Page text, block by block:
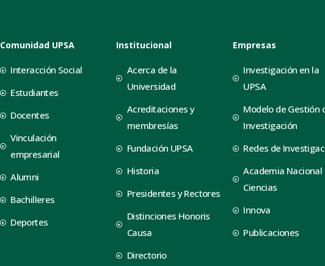
Comunidad UPSA
Interacción Social
Estudiantes
Docentes
Vinculación
empresarial
Alumni
Bachilleres
Deportes
Institucional
Acerca de la
Universidad
Acreditaciones y
membresías
Fundación UPSA
Historia
Presidentes y Rectores
Distinciones Honoris
Causa
Directorio
Empresas
Investigación en la
UPSA
Modelo de Gestión
Investigación
Redes de
Academia Nacional
Ciencias
Innova
Publicaciones